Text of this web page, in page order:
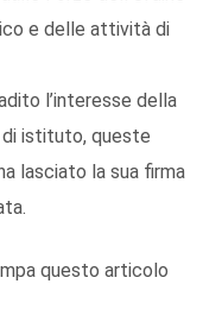
e delle attività di
l’interesse della
di istituto, queste
lasciato la sua firma
questo articolo